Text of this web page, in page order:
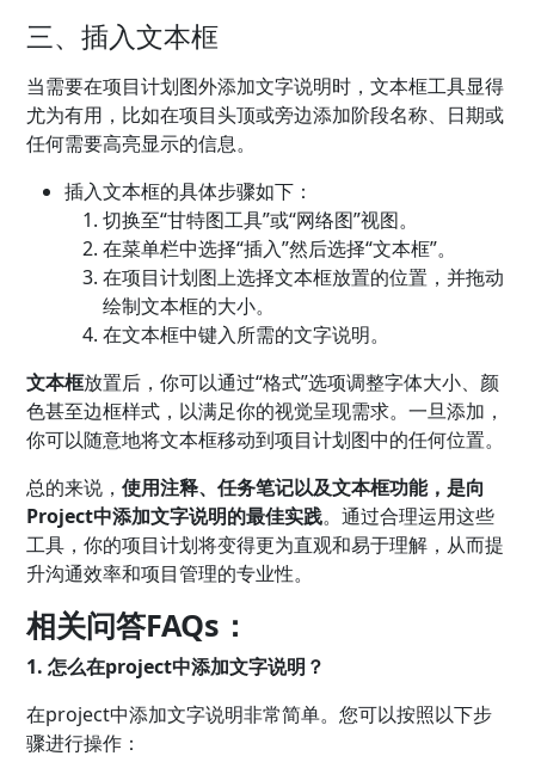
三、插入文本框
当需要在项目计划图外添加文字说明时，文本框工具显得
尤为有用，比如在项目头顶或旁边添加阶段名称、日期或
任何需要高亮显示的信息。
插入文本框的具体步骤如下：
切换至“甘特图工具”或“网络图”视图。
在菜单栏中选择“插入”然后选择“文本框”。
在项目计划图上选择文本框放置的位置，并拖动
绘制文本框的大小。
在文本框中键入所需的文字说明。
文本框放置后，你可以通过“格式”选项调整字体大小、颜
色甚至边框样式，以满足你的视觉呈现需求。一旦添加，
你可以随意地将文本框移动到项目计划图中的任何位置。
总的来说，使用注释、任务笔记以及文本框功能，是向
Project中添加文字说明的最佳实践。通过合理运用这些
工具，你的项目计划将变得更为直观和易于理解，从而提
升沟通效率和项目管理的专业性。
相关问答FAQs：
1. 怎么在project中添加文字说明？
在project中添加文字说明非常简单。您可以按照以下步
骤进行操作：